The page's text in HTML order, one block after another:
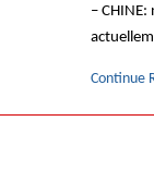
–
Continue